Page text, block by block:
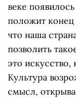
веке
положит конец
что наша
позволить
это искусство,
Культура
смысл,